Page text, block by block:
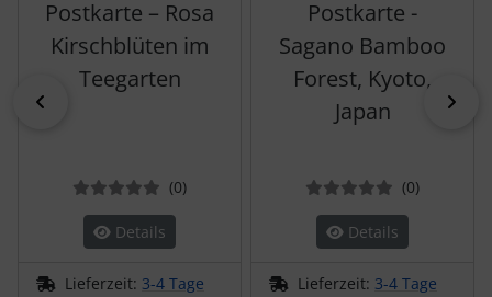
Postkarte – Rosa
Kirschblüten im
Teegarten
(0Bewertungen
)
Details
Lieferzeit: 3-4 Tage
Postkarte -
Sagano Bamboo
Forest, Kyoto,
Japan
(0)
Details
Lieferzeit: 3-4 Tage